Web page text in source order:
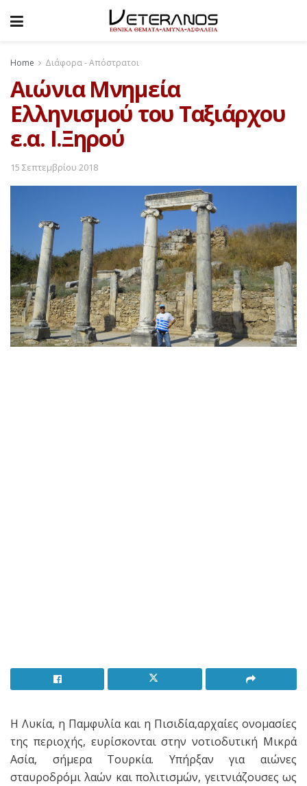
Home Διάφορα - Απόστρατοι
Αιώνια Μνημεία
Ελληνισμού του Ταξιάρχου
ε.α. Ι.Ξηρού
15 Σεπτεμβρίου 2018
Η Λυκία, η Παμφυλία και η Πισιδία,αρχαίες ονομασίες
της περιοχής, ευρίσκονται στην νοτιοδυτική Μικρά
Ασία, σήμερα Τουρκία. Υπήρξαν για αιώνες
σταυροδρόμι λαών και πολιτισμών, γειτνιάζουσες ως